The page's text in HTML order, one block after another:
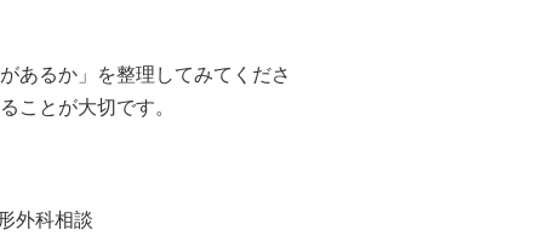
あるか」を整理してみてくださ
ことが大切です。
外科相談